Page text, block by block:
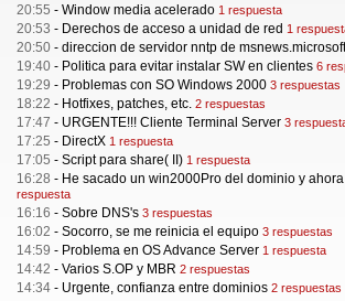
20:55 - Window media acelerado 1 respuesta
20:53 - Derechos de acceso a unidad de red 1
20:50 - direccion de servidor nntp de
19:40 - Politica para evitar instalar SW en clientes 6
19:29 - Problemas con SO Windows 2000 3 respuestas
18:22 - Hotfixes, patches, etc. 2 respuestas
17:47 - URGENTE!!! Cliente Terminal Server 3
17:25 - DirectX 1 respuesta
17:05 - Script para share( II) 1 respuesta
16:28 - He sacado un win2000Pro del dominio y
respuesta
16:16 - Sobre DNS's 3 respuestas
16:02 - Socorro, se me reinicia el equipo 3 respuestas
14:59 - Problema en OS Advance Server 1 respuesta
14:42 - Varios S.OP y MBR 2 respuestas
14:34 - Urgente, confianza entre dominios 2 respuestas